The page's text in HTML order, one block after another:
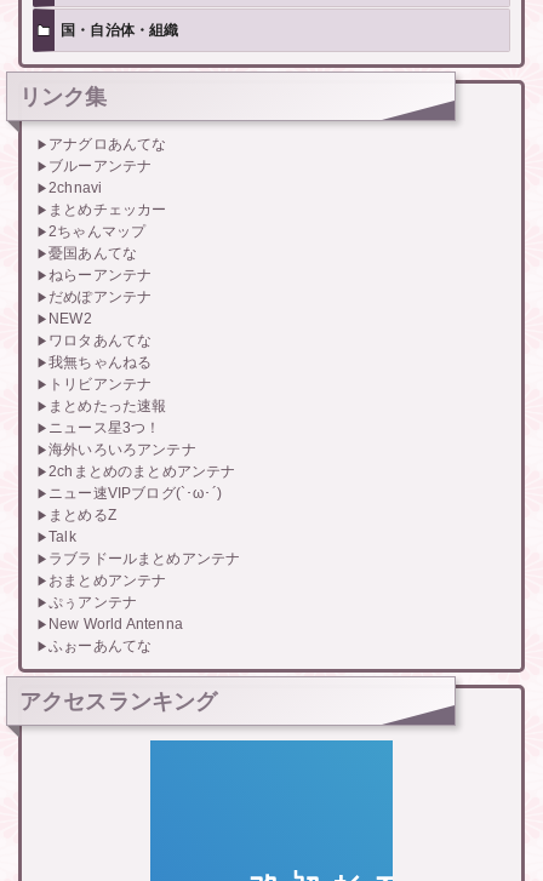
国・自治体・組織
リンク集
アナグロあんてな
ブルーアンテナ
2chnavi
まとめチェッカー
2ちゃんマップ
憂国あんてな
ねらーアンテナ
だめぽアンテナ
NEW2
ワロタあんてな
我無ちゃんねる
トリビアンテナ
まとめたった速報
ニュース星3つ！
海外いろいろアンテナ
2chまとめのまとめアンテナ
ニュー速VIPブログ(`･ω･´)
まとめるZ
Talk
ラブラドールまとめアンテナ
おまとめアンテナ
ぷぅアンテナ
New World Antenna
ふぉーあんてな
アクセスランキング